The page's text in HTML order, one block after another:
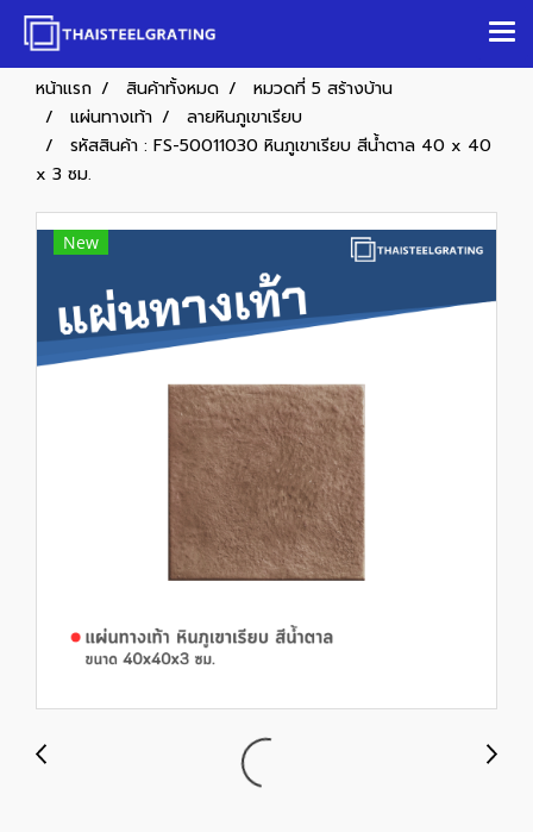
หน้าแรก สินค้าทั้งหมด
หมวดที่ 5 สร้างบ้าน
แผ่นทางเท้า
ลายหินภูเขาเรียบ
รหัสสินค้า : FS-50011030 หินภูเขาเรียบ สีน้ำตาล 40 x 40
x 3 ซม.
New